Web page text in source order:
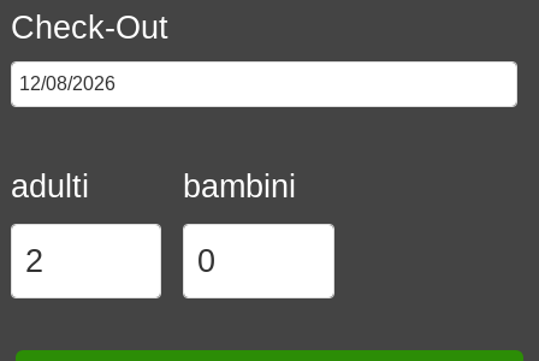
Check-Out
adulti bambini